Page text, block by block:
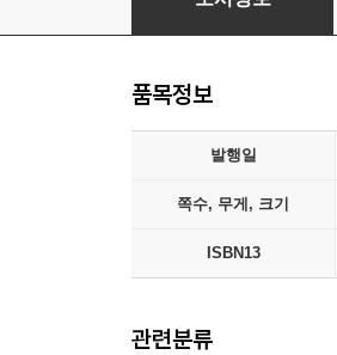
품목정보
발행일
쪽수, 무게, 크기
ISBN13
관련분류